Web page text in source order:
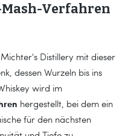
Verfahren
Distillery mit dieser
dessen Wurzeln bis ins
wird im
hergestellt, bei dem ein
für den nächsten